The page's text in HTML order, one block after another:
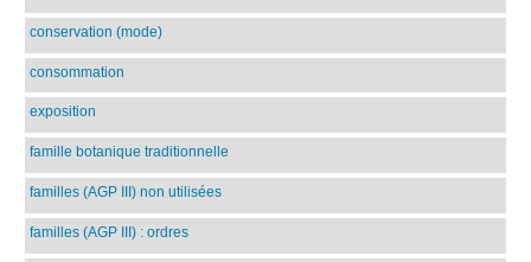
conservation (mode)
consommation
exposition
famille botanique traditionnelle
familles (AGP III) non utilisées
familles (AGP III) : ordres